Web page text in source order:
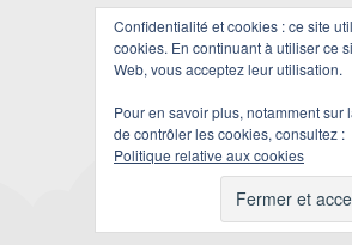
Confidentialité et cookies : ce site
cookies. En continuant à utiliser ce
Web, vous acceptez leur utilisation.
Pour en savoir plus, notamment sur
de contrôler les cookies, consultez :
Politique relative aux cookies